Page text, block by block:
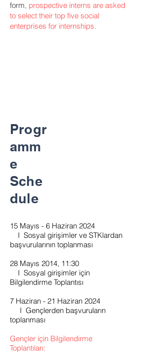
form, prospective interns are asked
to select their top five social
enterprises for internships.
Progr
amm
e
Sche
dule
15 Mayıs - 6 Haziran 2024
I Sosyal girişimler ve STKlardan
başvurularının toplanması
28 Mayıs 2014, 11:30
I Sosyal girişimler için
Bilgilendirme Toplantısı
7 Haziran - 21 Haziran 2024
I Gençlerden başvuruların
toplanması
Gençler için Bilgilendirme
Toplantıları: